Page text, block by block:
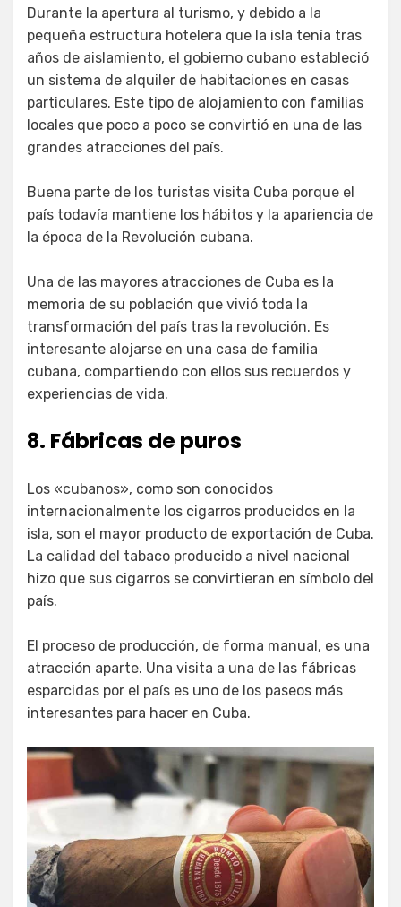
Durante la apertura al turismo, y debido a la
pequeña estructura hotelera que la isla tenía tras
años de aislamiento, el gobierno cubano estableció
un sistema de alquiler de habitaciones en casas
particulares. Este tipo de alojamiento con familias
locales que poco a poco se convirtió en una de las
grandes atracciones del país.
Buena parte de los turistas visita Cuba porque el
país todavía mantiene los hábitos y la apariencia de
la época de la Revolución cubana.
Una de las mayores atracciones de Cuba es la
memoria de su población que vivió toda la
transformación del país tras la revolución. Es
interesante alojarse en una casa de familia
cubana, compartiendo con ellos sus recuerdos y
experiencias de vida.
8. Fábricas de puros
Los «cubanos», como son conocidos
internacionalmente los cigarros producidos en la
isla, son el mayor producto de exportación de Cuba.
La calidad del tabaco producido a nivel nacional
hizo que sus cigarros se convirtieran en símbolo del
país.
El proceso de producción, de forma manual, es una
atracción aparte. Una visita a una de las fábricas
esparcidas por el país es uno de los paseos más
interesantes para hacer en Cuba.